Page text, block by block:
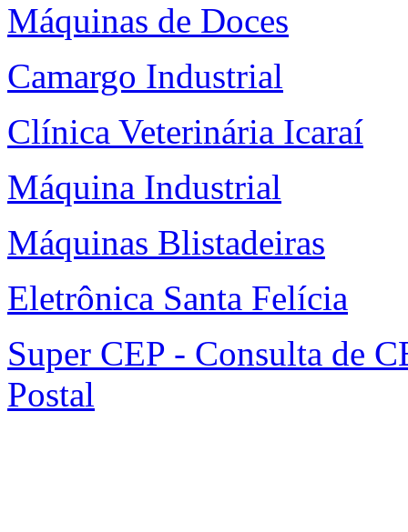
Máquinas de Doces
Camargo Industrial
Clínica Veterinária Icaraí
Máquina Industrial
Máquinas Blistadeiras
Eletrônica Santa Felícia
Super CEP - Consulta de
Postal